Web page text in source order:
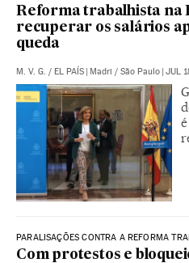
Reforma trabalhista na
recuperar os salários
queda
M. V. G. / EL PAÍS | Madri / São Paulo | JUL
PARALISAÇÕES CONTRA A REFORMA
Com protestos e